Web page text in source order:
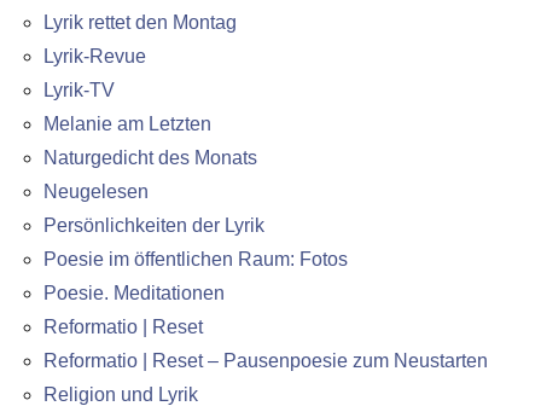
Lyrik rettet den Montag
Lyrik-Revue
Lyrik-TV
Melanie am Letzten
Naturgedicht des Monats
Neugelesen
Persönlichkeiten der Lyrik
Poesie im öffentlichen Raum: Fotos
Poesie. Meditationen
Reformatio | Reset
Reformatio | Reset – Pausenpoesie zum Neustarten
Religion und Lyrik